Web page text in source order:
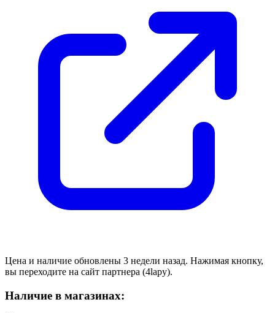
Цена и наличие обновлены 3 недели назад. Нажимая кнопку,
вы переходите на сайт партнера (4lapy).
Наличие в магазинах: